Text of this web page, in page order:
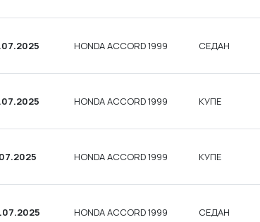
HONDA ACCORD 1999 СЕДАН
HONDA ACCORD 1999 КУПЕ
HONDA ACCORD 1999 КУПЕ
HONDA ACCORD 1999 СЕДАН